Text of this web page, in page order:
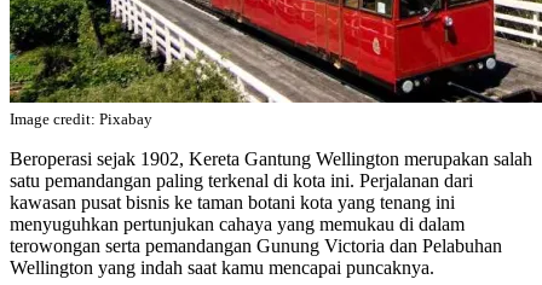
Image credit: Pixabay
Beroperasi sejak 1902, Kereta Gantung Wellington merupakan salah
satu pemandangan paling terkenal di kota ini. Perjalanan dari
kawasan pusat bisnis ke taman botani kota yang tenang ini
menyuguhkan pertunjukan cahaya yang memukau di dalam
terowongan serta pemandangan Gunung Victoria dan Pelabuhan
Wellington yang indah saat kamu mencapai puncaknya.